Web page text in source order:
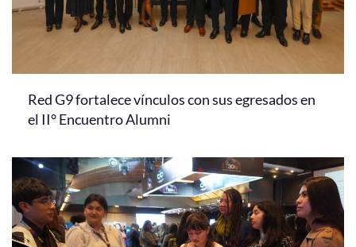
Red G9 fortalece vínculos con sus egresados en
el II° Encuentro Alumni